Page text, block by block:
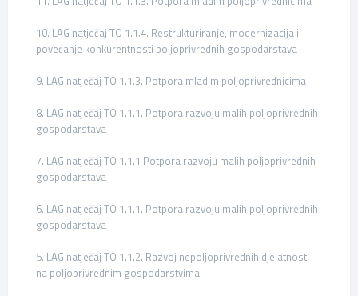
10. LAG natječaj TO 1.1.4. Restrukturiranje, modernizacija i
povećanje konkurentnosti poljoprivrednih gospodarstava
9. LAG natječaj TO 1.1.3. Potpora mladim poljoprivrednicima
8. LAG natječaj TO 1.1.1. Potpora razvoju malih poljoprivrednih
gospodarstava
7. LAG natječaj TO 1.1.1 Potpora razvoju malih poljoprivrednih
gospodarstava
6. LAG natječaj TO 1.1.1. Potpora razvoju malih poljoprivrednih
gospodarstava
5. LAG natječaj TO 1.1.2. Razvoj nepoljoprivrednih djelatnosti
na poljoprivrednim gospodarstvima